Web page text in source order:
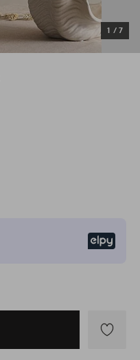
1 / 7